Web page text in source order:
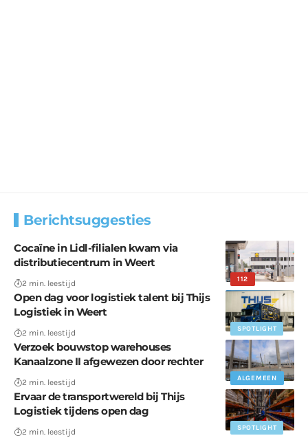
Berichtsuggesties
112
Cocaïne in Lidl-filialen kwam via
distributiecentrum in Weert
2 min. leestijd
SPOTLIGHT
Open dag voor logistiek talent bij Thijs
Logistiek in Weert
2 min. leestijd
ALGEMEEN
Verzoek bouwstop warehouses
Kanaalzone II afgewezen door rechter
2 min. leestijd
SPOTLIGHT
Ervaar de transportwereld bij Thijs
Logistiek tijdens open dag
2 min. leestijd